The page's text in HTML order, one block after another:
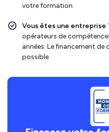
votre formation.
Vous êtes une entreprise
opérateurs de
années. Le financement
possible.